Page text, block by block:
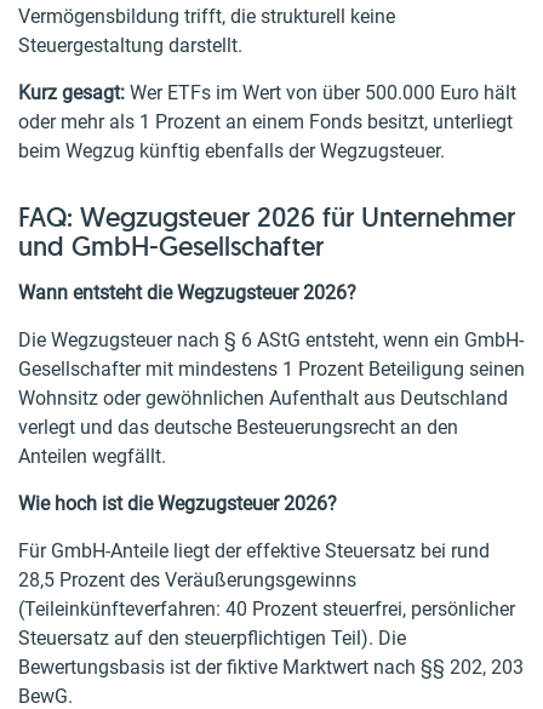
Vermögensbildung trifft, die strukturell keine
Steuergestaltung darstellt.
Kurz gesagt: Wer ETFs im Wert von über 500.000 Euro hält
oder mehr als 1 Prozent an einem Fonds besitzt, unterliegt
beim Wegzug künftig ebenfalls der Wegzugsteuer.
FAQ: Wegzugsteuer 2026 für Unternehmer
und GmbH-Gesellschafter
Wann entsteht die Wegzugsteuer 2026?
Die Wegzugsteuer nach § 6 AStG entsteht, wenn ein GmbH-
Gesellschafter mit mindestens 1 Prozent Beteiligung seinen
Wohnsitz oder gewöhnlichen Aufenthalt aus Deutschland
verlegt und das deutsche Besteuerungsrecht an den
Anteilen wegfällt.
Wie hoch ist die Wegzugsteuer 2026?
Für GmbH-Anteile liegt der effektive Steuersatz bei rund
28,5 Prozent des Veräußerungsgewinns
(Teileinkünfteverfahren: 40 Prozent steuerfrei, persönlicher
Steuersatz auf den steuerpflichtigen Teil). Die
Bewertungsbasis ist der fiktive Marktwert nach §§ 202, 203
BewG.